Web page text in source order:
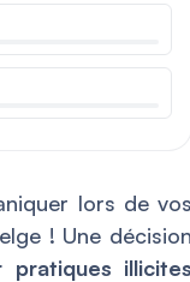
lors de vos
! Une décision
pratiques illicites